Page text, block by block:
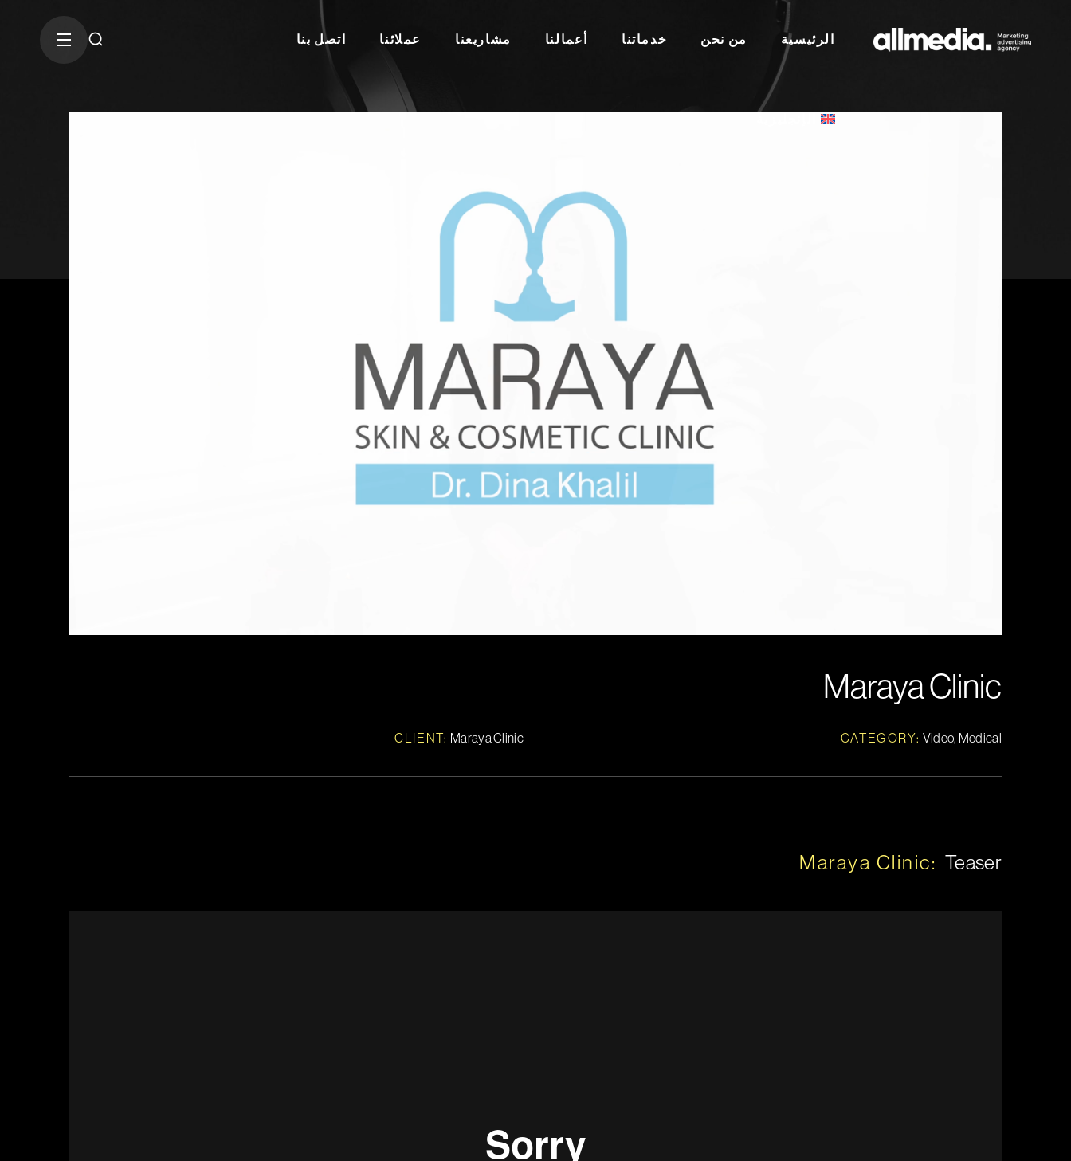
الرئيسية من نحن خدماتنا أعمالنا مشاريعنا عملائنا اتصل بنا الإنجليزية
Maraya Clinic
CATEGORY: Video, Medical
CLIENT: Maraya Clinic
Maraya Clinic: Teaser